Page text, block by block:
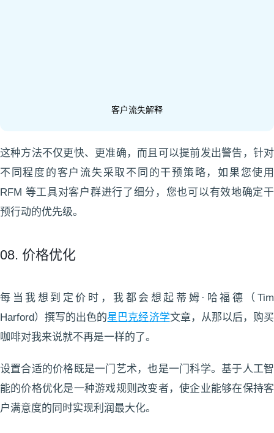
客户流失解释
这种方法不仅更快、更准确，而且可以提前发出警告，针对
不同程度的客户流失采取不同的干预策略，如果您使用
RFM 等工具对客户群进行了细分，您也可以有效地确定干
预行动的优先级。
08. 价格优化
每当我想到定价时，我都会想起蒂姆·哈福德（Tim
Harford）撰写的出色的星巴克经济学文章，从那以后，购买
咖啡对我来说就不再是一样的了。
设置合适的价格既是一门艺术，也是一门科学。基于人工智
能的价格优化是一种游戏规则改变者，使企业能够在保持客
户满意度的同时实现利润最大化。